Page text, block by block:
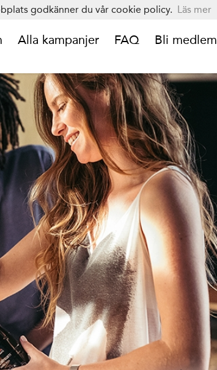
Alla kampanjer FAQ Bli medlem
godkänner du vår cookie policy. Läs mer